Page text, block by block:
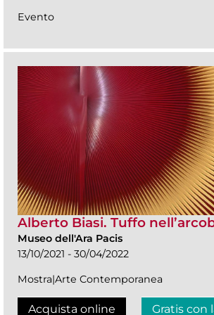
Evento
Alberto Biasi. Tuffo
Museo dell'Ara Pacis
13/10/2021 - 30/04/2022
Mostra|Arte Contemporanea
Acquista online Gratis con